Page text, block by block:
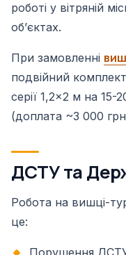
роботі у вітряній
обʼєктах.
При замовленні
подвійний
серії 1,2×2 м на
(доплата ~3 000
ДСТУ та
Робота на вишці-
це:
Порушення